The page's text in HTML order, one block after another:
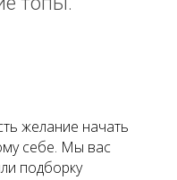
желание начать
себе. Мы вас
подборку